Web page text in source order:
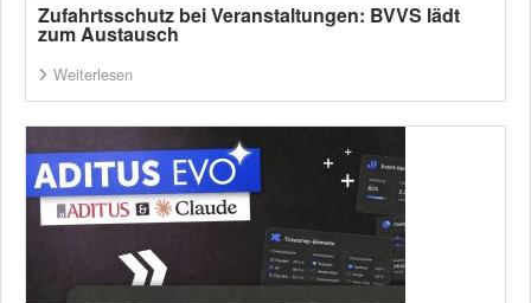
Zufahrtsschutz bei Veranstaltungen: BVVS lädt
zum Austausch
Weiterlesen